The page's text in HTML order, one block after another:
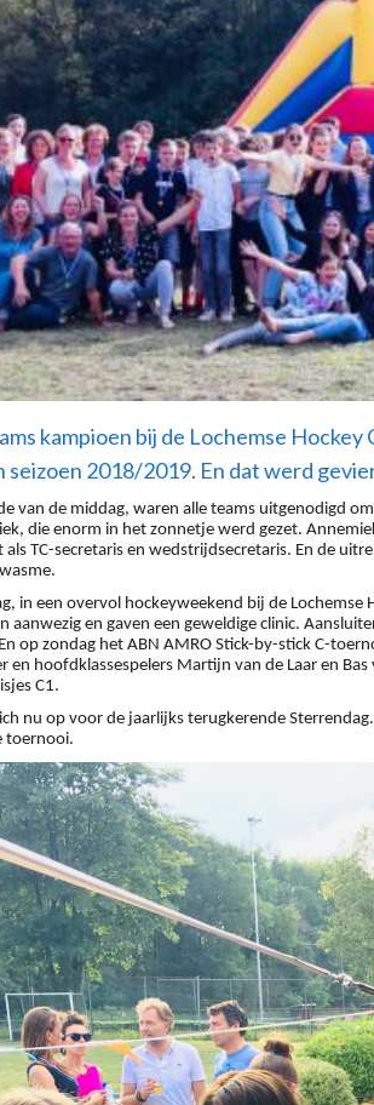
kampioen bij de Lochemse Hockey
seizoen 2018/2019. En dat werd
van de middag, waren alle teams uitgenodigd
die enorm in het zonnetje werd gezet.
TC-secretaris en wedstrijdsecretaris. En de
in een overvol hockeyweekend bij de
aanwezig en gaven een geweldige clinic.
op zondag het ABN AMRO Stick-by-stick C-
en hoofdklassespelers Martijn van de Laar en
C1.
nu op voor de jaarlijks terugkerende
toernooi.